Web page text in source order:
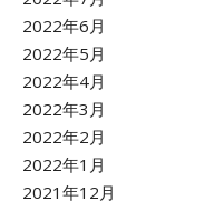
2022年6月
2022年5月
2022年4月
2022年3月
2022年2月
2022年1月
2021年12月